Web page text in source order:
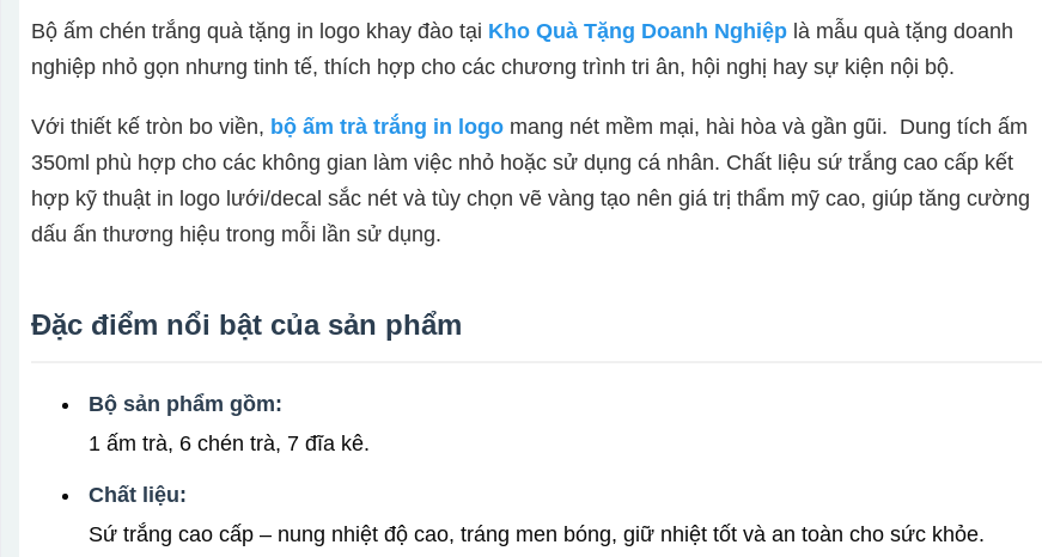
Bộ ấm chén trắng quà tặng in logo khay đào tại Kho Quà Tặng Doanh Nghiệplà mẫu quà tặng doanh
nghiệp nhỏ gọn nhưng tinh tế, thích hợp cho các chương trình tri ân, hội nghị hay sự kiện nội bộ.
Với thiết kế tròn bo viền, bộ ấm trà trắng in logomang nét mềm mại, hài hòa và gần gũi. Dung tích ấm
350ml phù hợp cho các không gian làm việc nhỏ hoặc sử dụng cá nhân. Chất liệu sứ trắng cao cấp kết
hợp kỹ thuật in logo lưới/decal sắc nét và tùy chọn vẽ vàng tạo nên giá trị thẩm mỹ cao, giúp tăng cường
dấu ấn thương hiệu trong mỗi lần sử dụng.
Đặc điểm nổi bật của sản phẩm
Bộ sản phẩm gồm:
1 ấm trà, 6 chén trà, 7 đĩa kê.
Chất liệu:
Sứ trắng cao cấp – nung nhiệt độ cao, tráng men bóng, giữ nhiệt tốt và an toàn cho sức khỏe.